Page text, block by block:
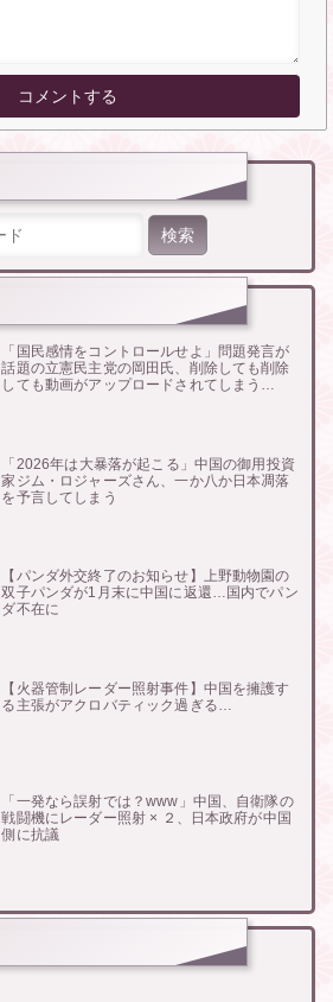
「国民感情をコントロールせよ」問題発言が
話題の立憲民主党の岡田氏、削除しても削除
しても動画がアップロードされてしまう…
「2026年は大暴落が起こる」中国の御用投資
家ジム・ロジャーズさん、一か八か日本凋落
を予言してしまう
【パンダ外交終了のお知らせ】上野動物園の
双子パンダが1月末に中国に返還…国内でパン
ダ不在に
【火器管制レーダー照射事件】中国を擁護す
る主張がアクロバティック過ぎる…
「一発なら誤射では？www」中国、自衛隊の
戦闘機にレーダー照射 × ２、日本政府が中国
側に抗議